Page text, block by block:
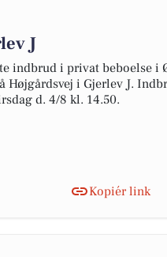
J
indbrud i privat beboelse i
Højgårdsvej i Gjerlev J.
d. 4/8 kl. 14.50.
Kopiér link